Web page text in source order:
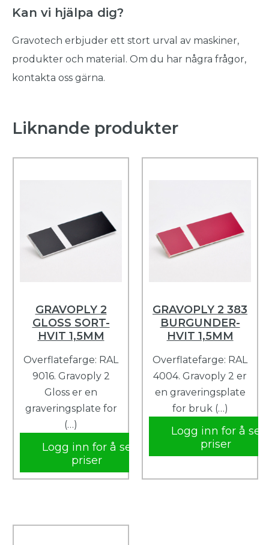
Kan vi hjälpa dig?
Gravotech erbjuder ett stort urval av maskiner,
produkter och material. Om du har några frågor,
kontakta oss gärna.
Liknande produkter
GRAVOPLY 2
GLOSS SORT-
HVIT 1,5MM
Overflatefarge: RAL
9016. Gravoply 2
Gloss er en
graveringsplate for
(…)
Logg inn for å se
priser
GRAVOPLY 2 383
BURGUNDER-
HVIT 1,5MM
Overflatefarge: RAL
4004. Gravoply 2 er
en graveringsplate
for bruk (…)
Logg inn for å se
priser